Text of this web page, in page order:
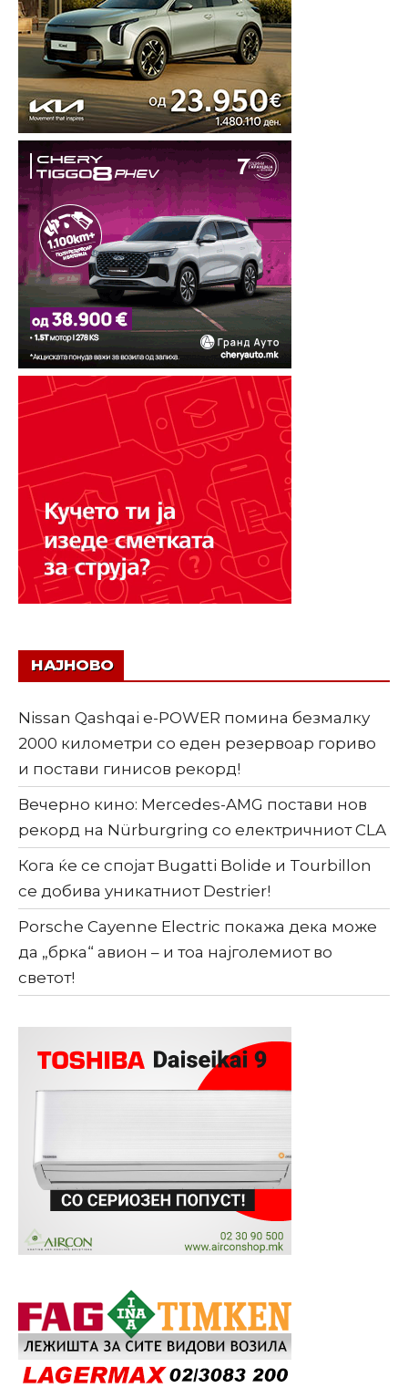
НАЈНОВО
Nissan Qashqai e-POWER помина безмалку
2000 километри со еден резервоар гориво
и постави гинисов рекорд!
Вечерно кино: Mercedes-AMG постави нов
рекорд на Nürburgring со електричниот CLA
Кога ќе се спојат Bugatti Bolide и Tourbillon
се добива уникатниот Destrier!
Porsche Cayenne Electric покажа дека може
да „брка“ авион – и тоа најголемиот во
светот!